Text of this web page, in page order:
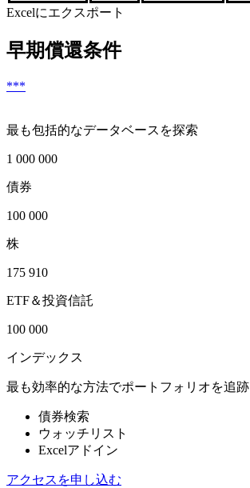
Excelにエクスポート
早期償還条件
***
最も包括的なデータベースを探索
1 000 000
債券
100 000
株
175 910
ETF＆投資信託
100 000
インデックス
最も効率的な方法でポートフォリオを追跡
債券検索
ウォッチリスト
Excelアドイン
アクセスを申し込む